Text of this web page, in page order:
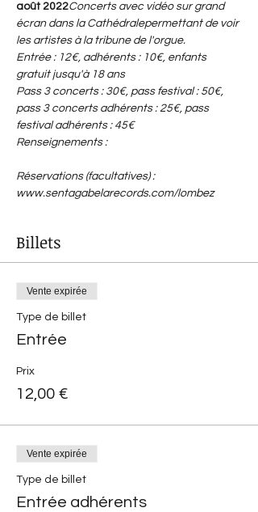
août 2022Concerts avec vidéo sur grand
écran dans la Cathédralepermettant de voir
les artistes à la tribune de l'orgue.
Entrée : 12€, adhérents : 10€, enfants
gratuit jusqu'à 18 ans
Pass 3 concerts : 30€, pass festival : 50€,
pass 3 concerts adhérents : 25€, pass
festival adhérents : 45€
Renseignements :
Réservations (facultatives) :
www.sentagabelarecords.com/lombez
Billets
Vente expirée
Type de billet
Entrée
Prix
12,00 €
Vente expirée
Type de billet
Entrée adhérents